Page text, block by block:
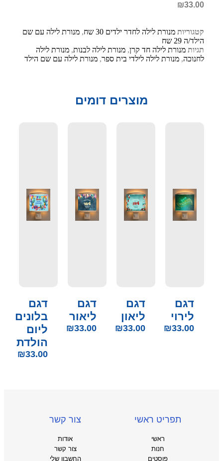
₪33.00
קטגוריות מנורת לילה לחדר ילדים 30 שח , מנורת לילה עם שם
הילד/ה 29 שח
תגיות מנורת לילה חד קרן, מנורת לילה לבנות, מנורת לילה
לחנוכה, מנורת לילה לילדי בית ספר, מנורת לילה עם שם הילד
מוצרים דומים
דגם
לירוי
₪33.00
דגם
ליאון
₪33.00
דגם
ליאור
₪33.00
דגם
בלונים
ליום
הולדת
₪33.00
תפריט ראשי
ראשי
חנות
פוסטים
צור קשר
אודות
צור קשר
החשבון שלי